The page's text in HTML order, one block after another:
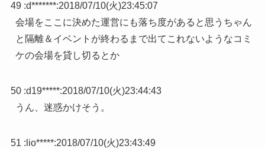
49 :d*******:2018/07/10(火)23:45:07
会場をここに決めた運営にも落ち度があると思うちゃん
と隔離＆イベントが終わるまで出てこれないようなコミ
ケの会場を貸し切るとか
50 :d19*****:2018/07/10(火)23:44:43
うん、迷惑かけそう。
51 : lio*****:2018/07/10(火)23:43:49